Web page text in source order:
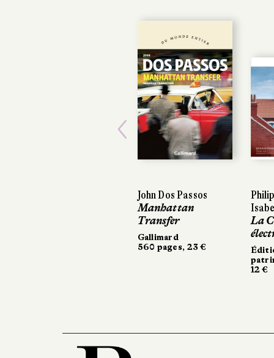
John Dos Passos
Manhattan
Transfer
Gallimard
560 pages, 23 €
La
12 €
Previous